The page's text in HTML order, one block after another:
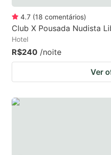
4.7 (18 comentários)
Club X Pousada Nudista
Hotel
R$240 /noite
Ver